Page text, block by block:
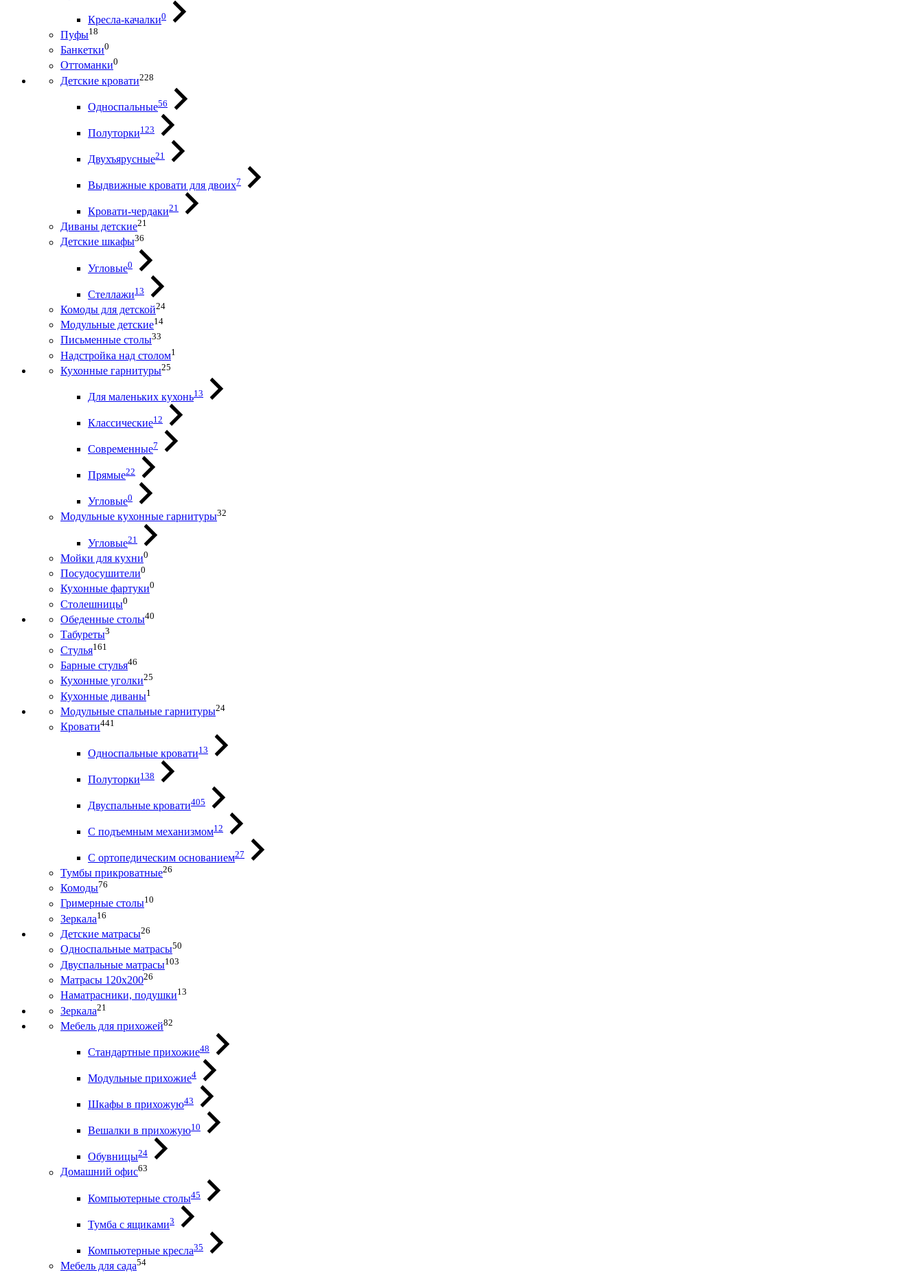
Кресла-качалки0
Пуфы18
Банкетки0
Оттоманки0
Детские кровати228
Односпальные56
Полуторки123
Двухъярусные21
Выдвижные кровати для двоих7
Кровати-чердаки21
Диваны детские21
Детские шкафы36
Угловые0
Стеллажи13
Комоды для детской24
Модульные детские14
Письменные столы33
Надстройка над столом1
Кухонные гарнитуры25
Для маленьких кухонь13
Классические12
Современные7
Прямые22
Угловые0
Модульные кухонные гарнитуры32
Угловые21
Мойки для кухни0
Посудосушители0
Кухонные фартуки0
Столешницы0
Обеденные столы40
Табуреты3
Стулья161
Барные стулья46
Кухонные уголки25
Кухонные диваны1
Модульные спальные гарнитуры24
Кровати441
Односпальные кровати13
Полуторки138
Двуспальные кровати405
С подъемным механизмом12
С ортопедическим основанием27
Тумбы прикроватные26
Комоды76
Гримерные столы10
Зеркала16
Детские матрасы26
Односпальные матрасы50
Двуспальные матрасы103
Матрасы 120х20026
Наматрасники, подушки13
Зеркала21
Мебель для прихожей82
Стандартные прихожие48
Модульные прихожие4
Шкафы в прихожую43
Вешалки в прихожую10
Обувницы24
Домашний офис63
Компьютерные столы45
Тумба с ящиками3
Компьютерные кресла35
Мебель для сада54